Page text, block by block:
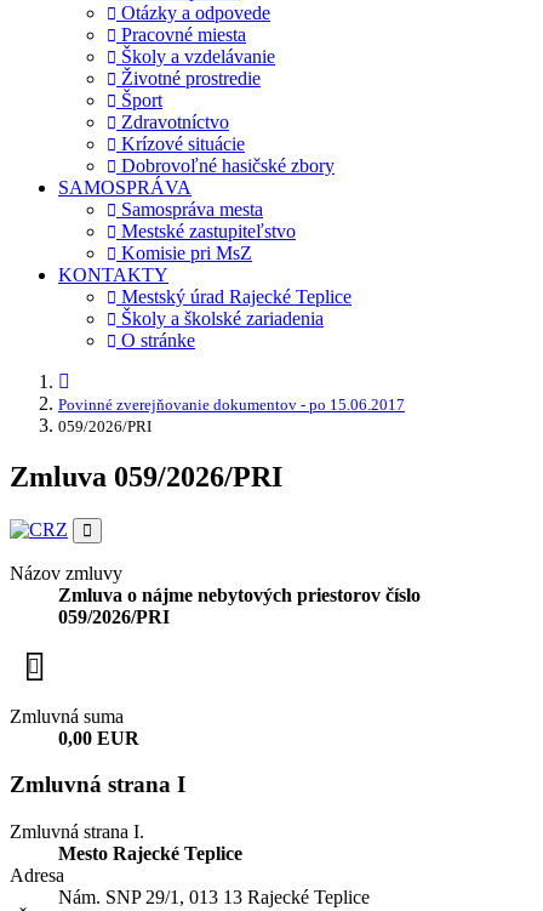
Otázky a odpovede
Pracovné miesta
Školy a vzdelávanie
Životné prostredie
Šport
Zdravotníctvo
Krízové situácie
Dobrovoľné hasičské zbory
SAMOSPRÁVA
Samospráva mesta
Mestské zastupiteľstvo
Komisie pri MsZ
KONTAKTY
Mestský úrad Rajecké Teplice
Školy a školské zariadenia
O stránke
Povinné zverejňovanie dokumentov - po 15.06.2017
059/2026/PRI
Zmluva 059/2026/PRI
Názov zmluvy
Zmluva o nájme nebytových priestorov číslo
059/2026/PRI
Zmluvná suma
0,00 EUR
Zmluvná strana I
Zmluvná strana I.
Mesto Rajecké Teplice
Adresa
Nám. SNP 29/1, 013 13 Rajecké Teplice